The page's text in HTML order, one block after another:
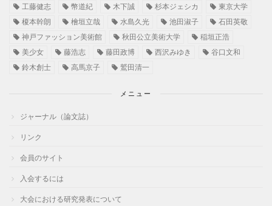
工藤健志
幣道紀 木下誠 杉本ジェシカ
東京大学
榎本幹朗
檜垣立哉 水島久光 池田淑子
石田英敬
神戸ファッション美術館
秋田公立美術大学
稲垣正浩
美少女
藤浩志 藤田政博 西沢みゆき
谷口文和
鈴木創士
高馬京子 鷲田清一
メニュー
ジャーナル（論文誌）
リンク
会員のサイト
入会するには
大会における研究発表について